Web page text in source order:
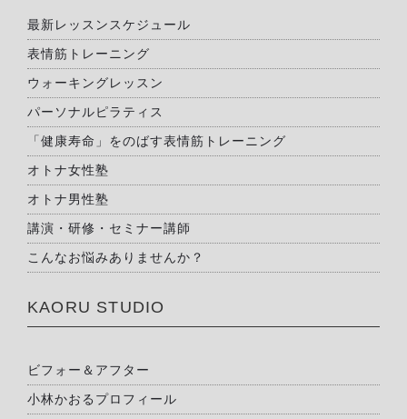
最新レッスンスケジュール
表情筋トレーニング
ウォーキングレッスン
パーソナルピラティス
「健康寿命」をのばす表情筋トレーニング
オトナ女性塾
オトナ男性塾
講演・研修・セミナー講師
こんなお悩みありませんか？
KAORU STUDIO
ビフォー＆アフター
小林かおるプロフィール